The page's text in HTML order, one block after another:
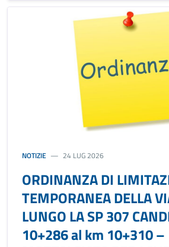
NOTIZIE 24 LUG 2026
ORDINANZA DI
TEMPORANEA DELLA
LUNGO LA SP 307
10+286 al km 10+310 –